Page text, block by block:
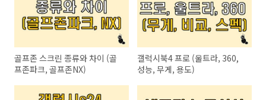
골프존 스크린 종류와 차이 (골
프존파크, 골프존NX)
갤럭시북4 프로 (울트라, 360,
성능, 무게, 용도)